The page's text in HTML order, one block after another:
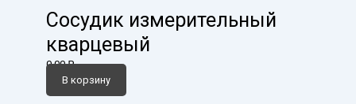
Сосудик измерительный
кварцевый
0,00₽
В корзину